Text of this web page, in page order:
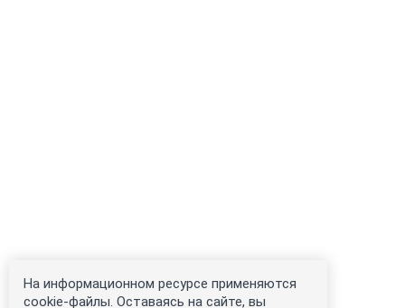
На информационном ресурсе применяются
cookie-файлы. Оставаясь на сайте, вы